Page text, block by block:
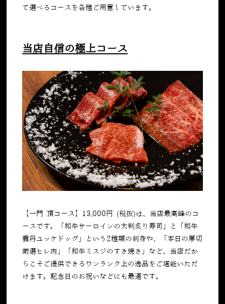
て選べるコースを各種ご用意しています。
当店自信の極上コース
【一門 頂コース】 13,000円 (税抜)は、当店最高峰のコ
ースです。「和牛サーロインの大判炙り寿司」と「和牛
雲丹ユッケドッグ」という 2種類の刺身や、「本日の厚切
厳選ヒレ肉」「和牛ミスジのすき焼き」など、当店だか
らこそご提供できるワンランク上の逸品をご堪能いただ
けます。記念日のお祝いなどにも最適です。